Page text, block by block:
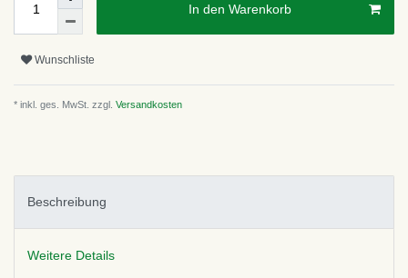
In den Warenkorb
Wunschliste
* inkl. ges. MwSt. zzgl. Versandkosten
Beschreibung
Weitere Details